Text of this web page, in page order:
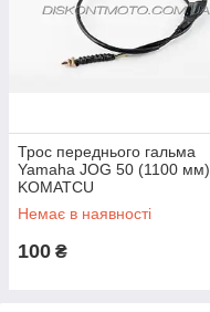
Трос переднього гальма
Yamaha JOG 50 (1100 мм)
KOMATCU
Немає в наявності
100 ₴